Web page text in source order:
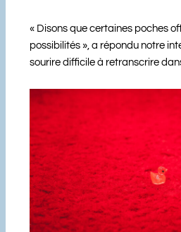
« Disons que certaines poches
possibilités », a répondu notre
sourire difficile à retranscrire